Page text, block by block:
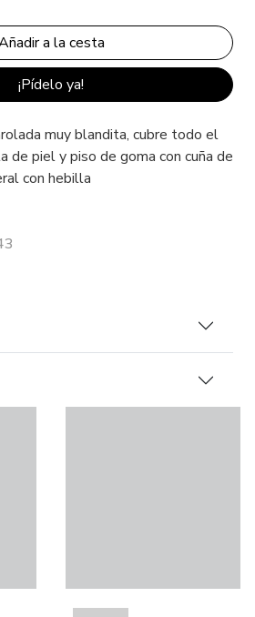
¡Pídelo ya!
muy blandita, cubre todo el
de piel y piso de goma con cuña de
con hebilla